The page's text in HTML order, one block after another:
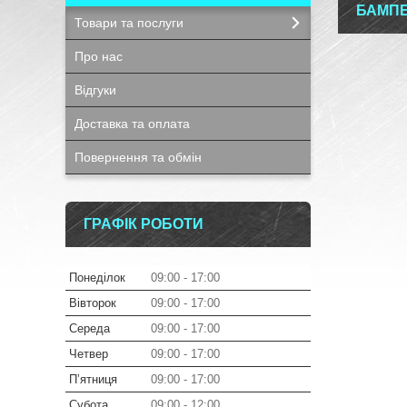
Товари та послуги
Про нас
Відгуки
Доставка та оплата
Повернення та обмін
ГРАФІК РОБОТИ
Понеділок 09:00
17:00
Вівторок
09:00
17:00
Середа
09:00
17:00
Четвер
09:00
17:00
Пʼятниця
09:00
17:00